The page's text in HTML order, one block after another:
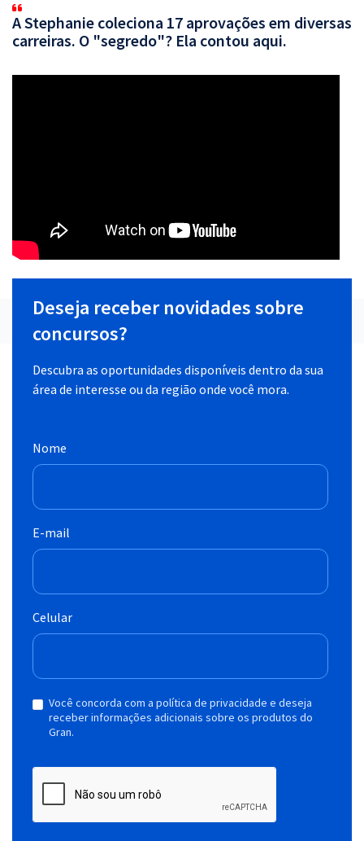
A Stephanie coleciona 17 aprovações em diversas
carreiras. O "segredo"? Ela contou aqui.
Deseja receber novidades sobre
concursos?
Descubra as oportunidades disponíveis dentro da sua
área de interesse ou da região onde você mora.
Nome
E-mail
Celular
Você concorda com a política de privacidade e deseja
receber informações adicionais sobre os produtos do
Gran.